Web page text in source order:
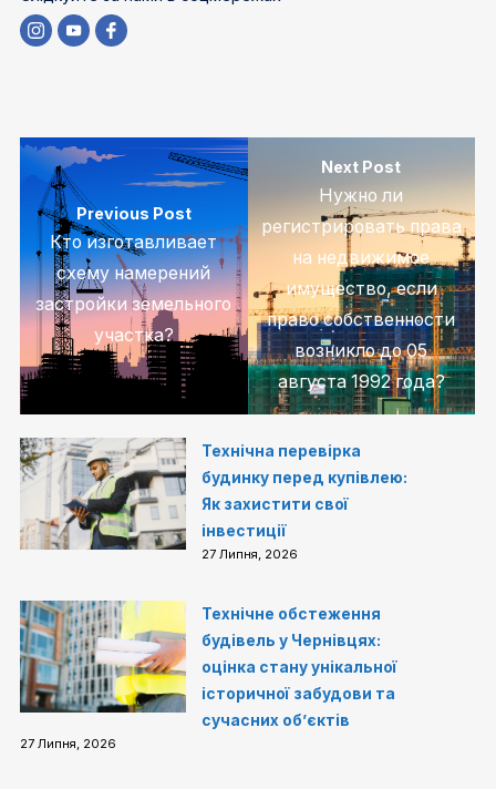
Previous Post
Кто изготавливает
схему намерений
застройки земельного
участка?
Next Post
Нужно ли
регистрировать права
на недвижимое
имущество, если
право собственности
возникло до 05
августа 1992 года?
Технічна перевірка
будинку перед купівлею:
Як захистити свої
інвестиції
27 Липня, 2026
Технічне обстеження
будівель у Чернівцях:
оцінка стану унікальної
історичної забудови та
сучасних об’єктів
27 Липня, 2026